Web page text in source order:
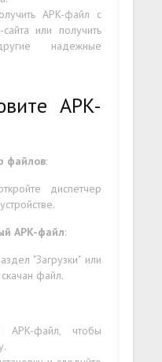
APK-файл с
или получить
надежные
APK-
файлов:
диспетчер
APK-файл:
"Загрузки" или
файл.
файл, чтобы